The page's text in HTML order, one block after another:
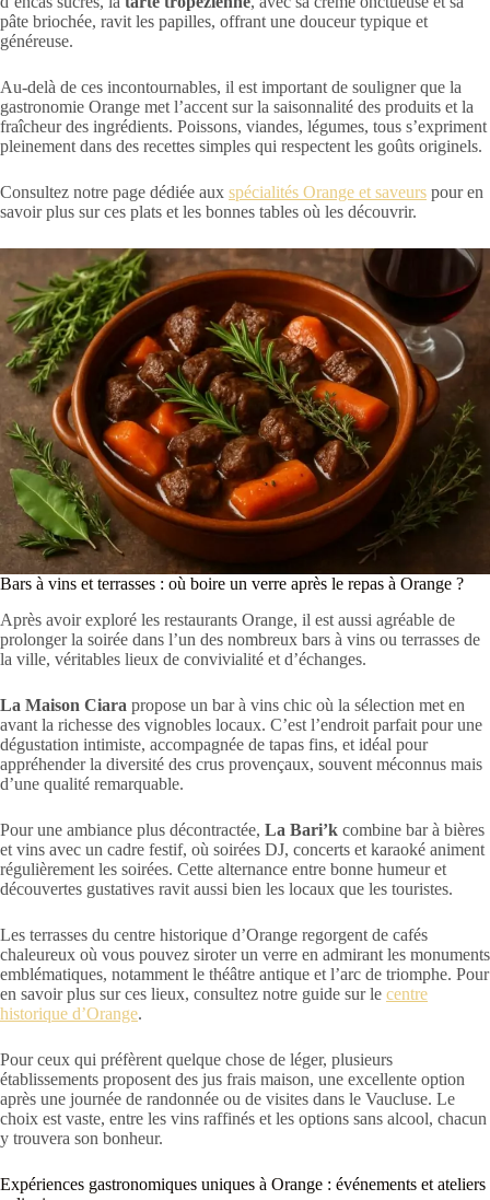
pâte briochée, ravit les papilles, offrant une douceur typique et
généreuse.
Au-delà de ces incontournables, il est important de souligner que la
gastronomie Orange met l’accent sur la saisonnalité des produits et la
fraîcheur des ingrédients. Poissons, viandes, légumes, tous s’expriment
pleinement dans des recettes simples qui respectent les goûts originels.
Consultez notre page dédiée aux spécialités Orange et saveurs pour en
savoir plus sur ces plats et les bonnes tables où les découvrir.
Bars à vins et terrasses : où boire un verre après le repas à Orange ?
Après avoir exploré les restaurants Orange, il est aussi agréable de
prolonger la soirée dans l’un des nombreux bars à vins ou terrasses de
la ville, véritables lieux de convivialité et d’échanges.
La Maison Ciara propose un bar à vins chic où la sélection met en
avant la richesse des vignobles locaux. C’est l’endroit parfait pour une
dégustation intimiste, accompagnée de tapas fins, et idéal pour
appréhender la diversité des crus provençaux, souvent méconnus mais
d’une qualité remarquable.
Pour une ambiance plus décontractée, La Bari’k combine bar à bières
et vins avec un cadre festif, où soirées DJ, concerts et karaoké animent
régulièrement les soirées. Cette alternance entre bonne humeur et
découvertes gustatives ravit aussi bien les locaux que les touristes.
Les terrasses du centre historique d’Orange regorgent de cafés
chaleureux où vous pouvez siroter un verre en admirant les monuments
emblématiques, notamment le théâtre antique et l’arc de triomphe. Pour
en savoir plus sur ces lieux, consultez notre guide sur le centre
historique d’Orange.
Pour ceux qui préfèrent quelque chose de léger, plusieurs
établissements proposent des jus frais maison, une excellente option
après une journée de randonnée ou de visites dans le Vaucluse. Le
choix est vaste, entre les vins raffinés et les options sans alcool, chacun
y trouvera son bonheur.
Expériences gastronomiques uniques à Orange : événements et ateliers